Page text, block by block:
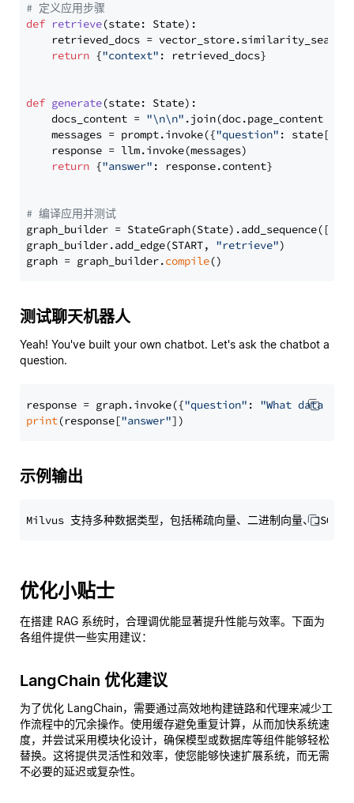
# 定义应用步骤
def retrieve(state: State):
retrieved_docs =
return {"context" : retrieved_docs}
def generate(state: State):
    docs_content =
"\n\n" .join(doc.page_content
    messages = prompt.invoke({
"question" : state[
    response = llm.invoke(messages)
return {"answer" : response.content}
# 编译应用并测试
graph_builder =
graph_builder.add_edge(START, "retrieve")
graph = graph_builder.compile
测试聊天机器人
Yeah! You've built your own chatbot. Let's ask the chatbot a
question.
response = graph.invoke({"question" : "What data
print(response["answer"
示例输出
优化小贴士
在搭建 RAG 系统时，合理调优能显著提升性能与效率。下面为
各组件提供一些实用建议：
LangChain 优化建议
为了优化 LangChain，需要通过高效地构建链路和代理来减少工
作流程中的冗余操作。使用缓存避免重复计算，从而加快系统速
度，并尝试采用模块化设计，确保模型或数据库等组件能够轻松
替换。这将提供灵活性和效率，使您能够快速扩展系统，而无需
不必要的延迟或复杂性。